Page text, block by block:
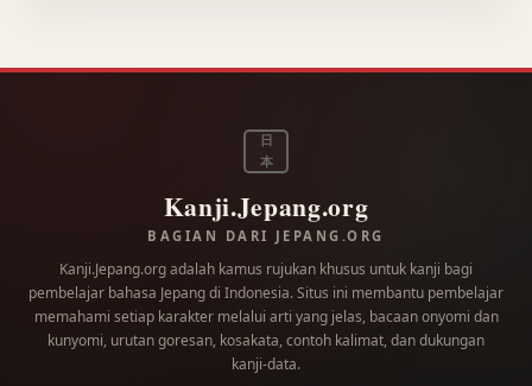
日
本
Kanji.Jepang.org
BAGIAN DARI JEPANG.ORG
Kanji.Jepang.org adalah kamus rujukan khusus untuk kanji bagi
pembelajar bahasa Jepang di Indonesia. Situs ini membantu pembelajar
memahami setiap karakter melalui arti yang jelas, bacaan onyomi dan
kunyomi, urutan goresan, kosakata, contoh kalimat, dan dukungan
kanji-data.